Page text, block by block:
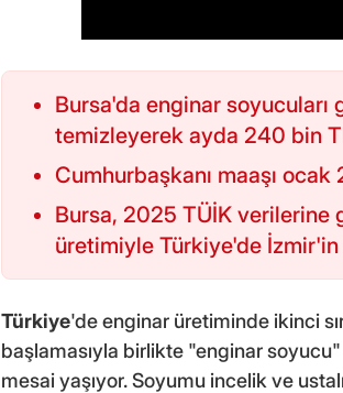
Bursa'da enginar
temizleyerek ayda 240 bin
Cumhurbaşkanı maaşı
Bursa, 2025 TÜİK verilerine
üretimiyle Türkiye'de İzmir'in
Türkiye'de enginar üretiminde ikinci
başlamasıyla birlikte "enginar
mesai yaşıyor. Soyumu incelik ve